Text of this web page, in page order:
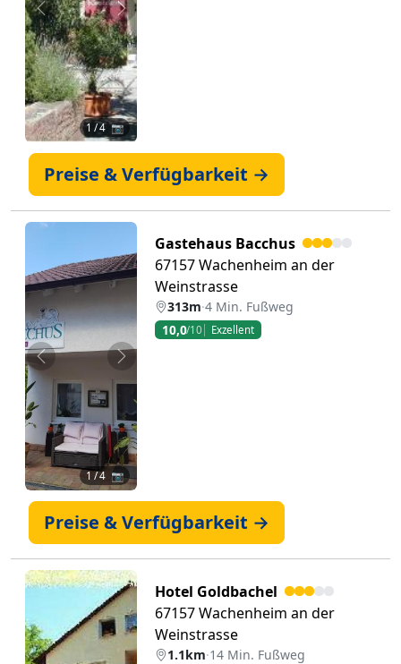
Zurück Weiter
1 / 4 📷
Preise & Verfügbarkeit →
Zurück Weiter
1 / 4 📷
Gastehaus Bacchus
67157 Wachenheim an der
Weinstrasse
313m·4 Min. Fußweg
10,0/10 Exzellent
Preise & Verfügbarkeit →
Hotel Goldbachel
67157 Wachenheim an der
Weinstrasse
1.1km·14 Min. Fußweg